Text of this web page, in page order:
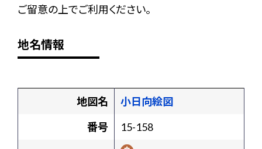
ご留意の上でご利用ください。
地名情報
地図名
小日向絵図
番号
15-158